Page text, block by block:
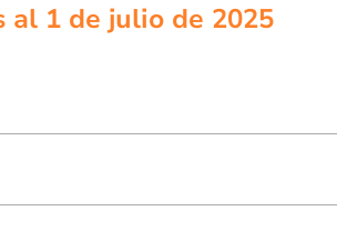
al 1 de julio de 2025